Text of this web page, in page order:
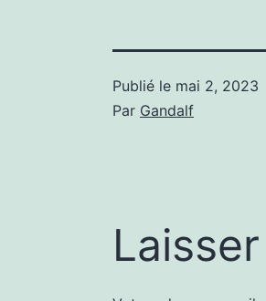
Publié le mai 2, 2023
Par Gandalf